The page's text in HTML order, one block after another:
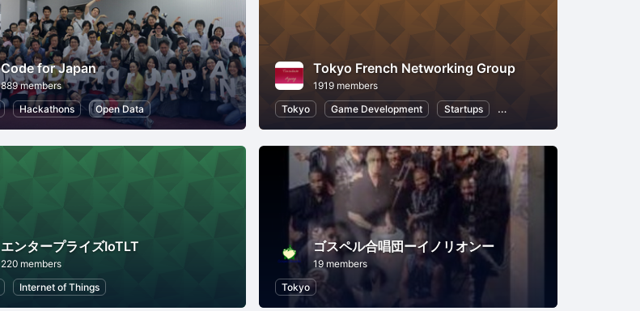
Code for Japan
889 members
Hackathons Open Data
Tokyo French Networking Group
1919 members
Tokyo
Game Development Startups Professional Networking
エンタープライズIoTLT
220 members
Internet of Things
ゴスペル合唱団ーイノリオンー
19 members
Tokyo